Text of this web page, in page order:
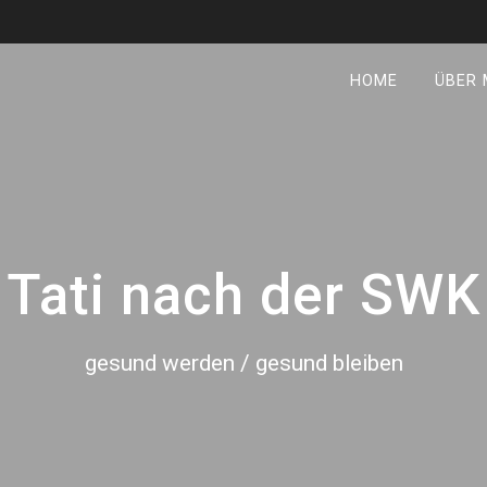
HOME ÜBER
Tati nach der SWK
gesund werden / gesund bleiben